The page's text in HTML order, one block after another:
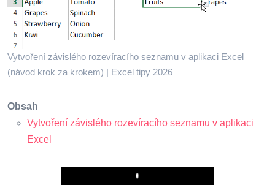
Vytvoření závislého rozevíracího seznamu v aplikaci Excel
(návod krok za krokem) | Excel tipy 2026
Obsah
Vytvoření závislého rozevíracího seznamu v aplikaci
Excel
Play